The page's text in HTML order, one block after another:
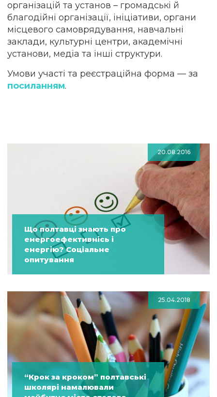
організацій та установ – громадські й
благодійні організації, ініціативи, органи
місцевого самоврядування, навчальні
заклади, культурні центри, академічні
установи, медіа та інші структури.
Умови участі та реєстраційна форма — за
посиланням.
20.08.2016
Що полтавці знають про
енергоефективнісь і
енергію? Соціальне
опитування
25.04.2018
“Крок за кроком” полтавські
школярі намалювали